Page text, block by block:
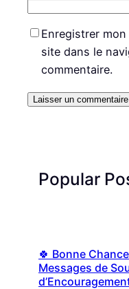
Enregistrer
site dans le
commentaire.
Popular
🍀 Bonne
Messages de